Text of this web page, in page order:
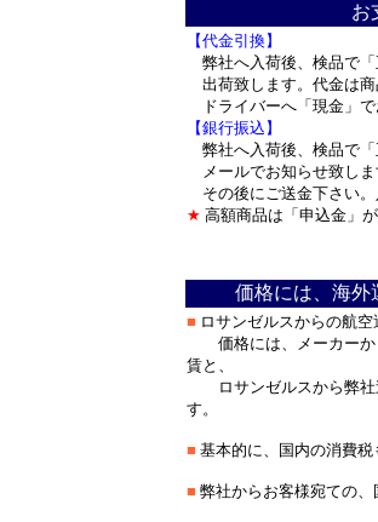
お
【代金引換】
弊社へ入荷後、検品で
出荷致します。代金は
ドライバーへ「現金」
【銀行振込】
弊社へ入荷後、検品で
メールでお知らせ致しま
その後にご送金下さい
★ 高額商品は「申込金」
価格には、海外
■ ロサンゼルスからの航
価格には、メーカーか
賃と、
ロサンゼルスから弊社
す。
■ 基本的に、国内の消費
■ 弊社からお客様宛ての